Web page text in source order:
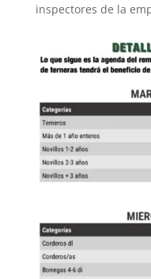
inspectores de la